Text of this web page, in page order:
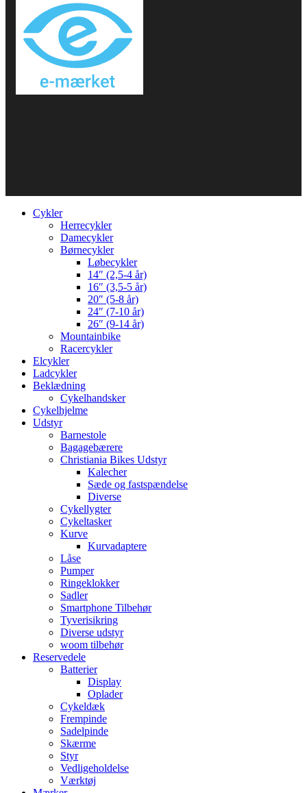
Cykler
Herrecykler
Damecykler
Børnecykler
Løbecykler
14″ (2,5-4 år)
16″ (3,5-5 år)
20″ (5-8 år)
24″ (7-10 år)
26″ (9-14 år)
Mountainbike
Racercykler
Elcykler
Ladcykler
Beklædning
Cykelhandsker
Cykelhjelme
Udstyr
Barnestole
Bagagebærere
Christiania Bikes Udstyr
Kalecher
Sæde og fastspændelse
Diverse
Cykellygter
Cykeltasker
Kurve
Kurvadaptere
Låse
Pumper
Ringeklokker
Sadler
Smartphone Tilbehør
Tyverisikring
Diverse udstyr
woom tilbehør
Reservedele
Batterier
Display
Oplader
Cykeldæk
Frempinde
Sadelpinde
Skærme
Styr
Vedligeholdelse
Værktøj